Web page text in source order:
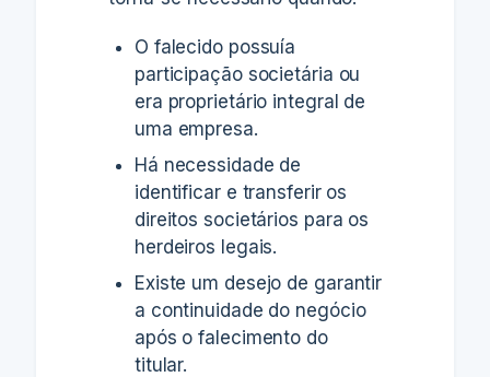
O falecido possuía
participação societária ou
era proprietário integral de
uma empresa.
Há necessidade de
identificar e transferir os
direitos societários para os
herdeiros legais.
Existe um desejo de garantir
a continuidade do negócio
após o falecimento do
titular.